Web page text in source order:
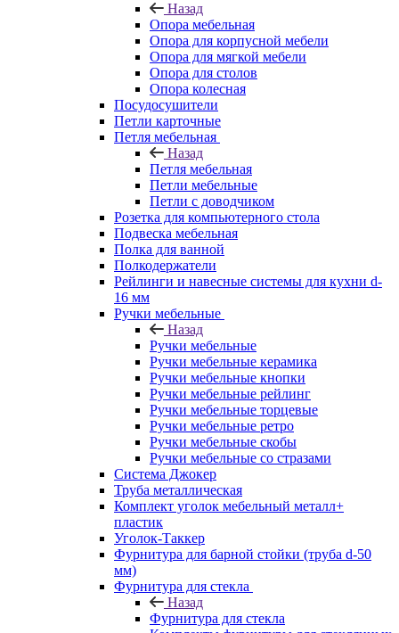
Назад
Опора мебельная
Опора для корпусной мебели
Опора для мягкой мебели
Опора для столов
Опора колесная
Посудосушители
Петли карточные
Петля мебельная
Назад
Петля мебельная
Петли мебельные
Петли с доводчиком
Розетка для компьютерного стола
Подвеска мебельная
Полка для ванной
Полкодержатели
Рейлинги и навесные системы для кухни d-
16 мм
Ручки мебельные
Назад
Ручки мебельные
Ручки мебельные керамика
Ручки мебельные кнопки
Ручки мебельные рейлинг
Ручки мебельные торцевые
Ручки мебельные ретро
Ручки мебельные скобы
Ручки мебельные со стразами
Система Джокер
Труба металлическая
Комплект уголок мебельный металл+
пластик
Уголок-Таккер
Фурнитура для барной стойки (труба d-50
мм)
Фурнитура для стекла
Назад
Фурнитура для стекла